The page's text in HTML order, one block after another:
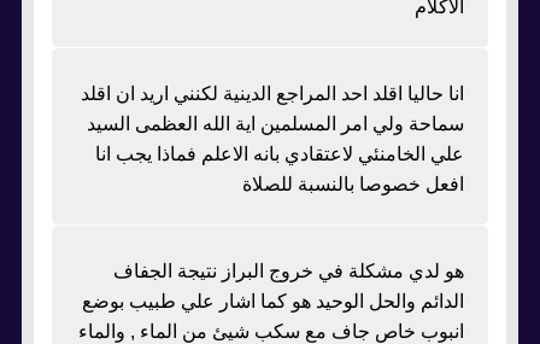
الاكلام
انا حاليا اقلد احد المراجع الدينية لكنني اريد ان اقلد
سماحة ولي امر المسلمين اية الله العظمى السيد
علي الخامنئي لاعتقادي بانه الاعلم فماذا يجب انا
افعل خصوصا بالنسبة للصلاة
هو لدي مشكلة في خروج البراز نتيجة الجفاف
الدائم والحل الوحيد هو كما اشار علي طبيب بوضع
انبوب خاص جاف مع سكب شيئ من الماء , والماء